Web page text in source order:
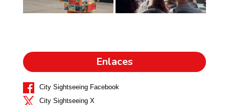
Enlaces
City Sightseeing Facebook
City Sightseeing X